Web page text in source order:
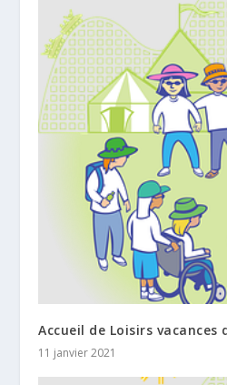
Accueil de Loisirs vacances
11 janvier 2021